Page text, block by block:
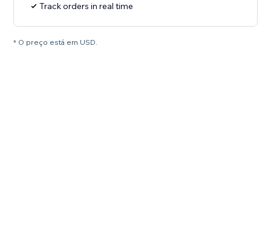
Track orders in real time
* O preço está em USD.